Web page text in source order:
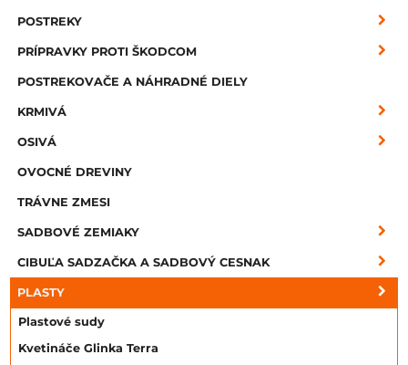
POSTREKY
PRÍPRAVKY PROTI ŠKODCOM
POSTREKOVAČE A NÁHRADNÉ DIELY
KRMIVÁ
OSIVÁ
OVOCNÉ DREVINY
TRÁVNE ZMESI
SADBOVÉ ZEMIAKY
CIBUĽA SADZAČKA A SADBOVÝ CESNAK
PLASTY
Plastové sudy
Kvetináče Glinka Terra